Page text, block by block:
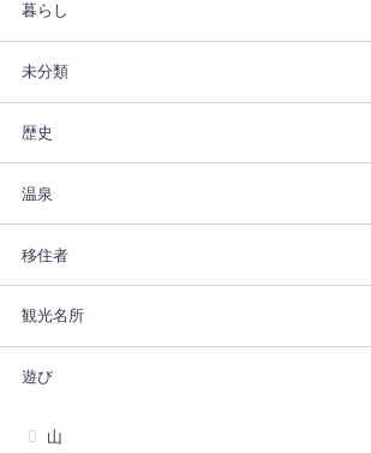
暮らし
未分類
歴史
温泉
移住者
観光名所
遊び
山